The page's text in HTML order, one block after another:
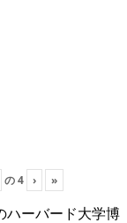
の4 › »
ハーバード大学博